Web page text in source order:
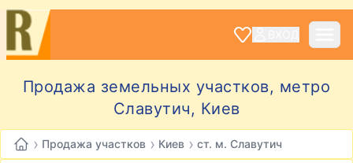
Продажа земельных участков, метро
Славутич, Киев
› Продажа участков › Киев › ст. м. Славутич